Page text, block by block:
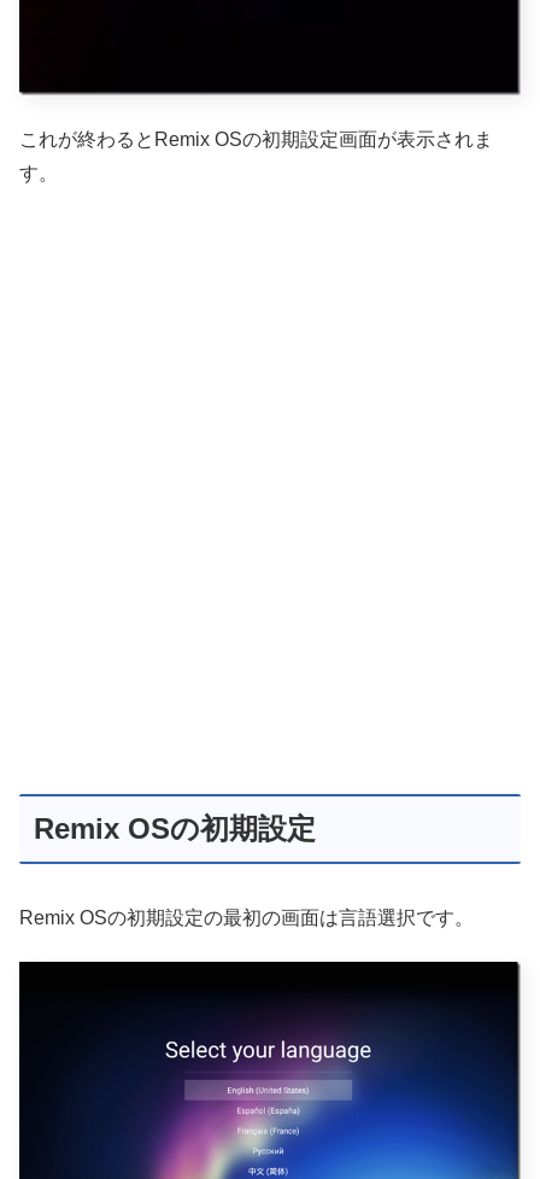
これが終わるとRemix OSの初期設定画面が表示されま
す。
Remix OSの初期設定
Remix OSの初期設定の最初の画面は言語選択です。